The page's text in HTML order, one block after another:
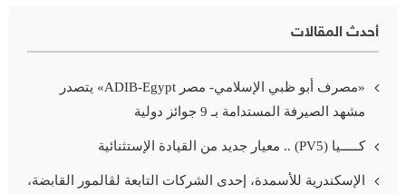
أحدث المقالات
«مصرف أبو ظبي الإسلامي- مصر ADIB-Egypt» يتصدر
مشهد الصيرفة المستدامة بـ 9 جوائز دولية
كـــــيا (PV5) .. معيار جديد من القيادة الإستثنائية
الإسكندرية للأسمدة، إحدى الشركات التابعة لڤالمور القابضة،